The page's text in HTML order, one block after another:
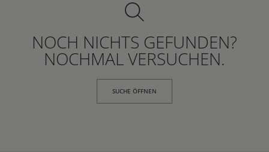
NOCH NICHTS GEFUNDEN?
NOCHMAL VERSUCHEN.
SUCHE ÖFFNEN